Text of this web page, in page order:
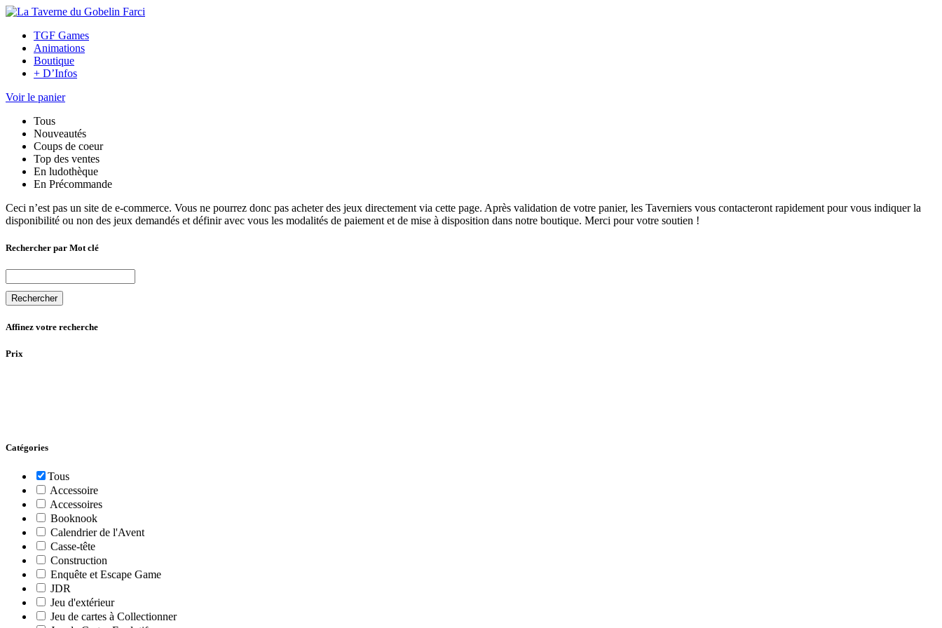
TGF Games
Animations
Boutique
+ D’Infos
Voir le panier
Tous
Nouveautés
Coups de coeur
Top des ventes
En ludothèque
En Précommande
Ceci n’est pas un site de e-commerce. Vous ne pourrez donc pas acheter des jeux directement via cette page. Après validation de votre panier, les Taverniers vous contacteront rapidement pour vous indiquer la
disponibilité ou non des jeux demandés et définir avec vous les modalités de paiement et de mise à disposition dans notre boutique. Merci pour votre soutien !
Rechercher par Mot clé
Rechercher
Affinez votre recherche
Prix
Catégories
Tous
Accessoire
Accessoires
Booknook
Calendrier de l'Avent
Casse-tête
Construction
Enquête et Escape Game
JDR
Jeu d'extérieur
Jeu de cartes à Collectionner